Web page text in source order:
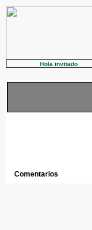
Hola invitado
Comentarios